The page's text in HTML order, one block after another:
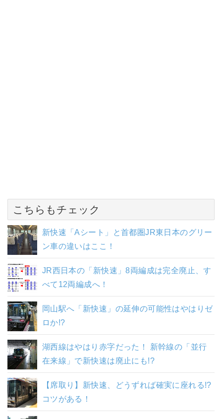
こちらもチェック
新快速「Aシート」と首都圏JR東日本のグリー
ン車の違いはここ！
JR西日本の「新快速」8両編成は完全廃止、す
べて12両編成へ！
岡山駅へ「新快速」の延伸の可能性はやはりゼ
ロか!?
湖西線はやはり赤字だった！ 新幹線の「並行
在来線」で新快速は廃止にも!?
【席取り】新快速、どうずれば確実に座れる!?
コツがある！